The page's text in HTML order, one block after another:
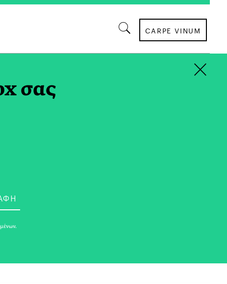
CARPE VINUM
TAG
Μουσικής | Ο
μιλάει
σας
×